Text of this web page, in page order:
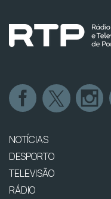
NOTÍCIAS
DESPORTO
TELEVISÃO
RÁDIO